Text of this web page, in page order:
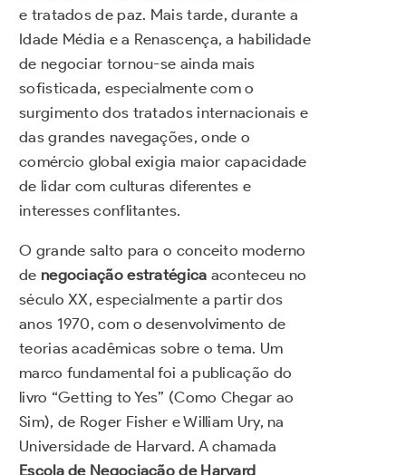
e tratados de paz. Mais tarde, durante a
Idade Média e a Renascença, a habilidade
de negociar tornou-se ainda mais
sofisticada, especialmente com o
surgimento dos tratados internacionais e
das grandes navegações, onde o
comércio global exigia maior capacidade
de lidar com culturas diferentes e
interesses conflitantes.
O grande salto para o conceito moderno
de negociação estratégica aconteceu no
século XX, especialmente a partir dos
anos 1970, com o desenvolvimento de
teorias acadêmicas sobre o tema. Um
marco fundamental foi a publicação do
livro “Getting to Yes” (Como Chegar ao
Sim), de Roger Fisher e William Ury, na
Universidade de Harvard. A chamada
Escola de Negociação de Harvard